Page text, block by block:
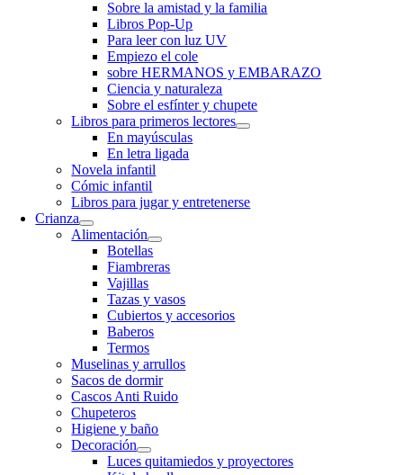
Sobre la amistad y la familia
Libros Pop-Up
Para leer con luz UV
Empiezo el cole
sobre HERMANOS y EMBARAZO
Ciencia y naturaleza
Sobre el esfínter y chupete
Libros para primeros lectores
En mayúsculas
En letra ligada
Novela infantil
Cómic infantil
Libros para jugar y entretenerse
Crianza
Alimentación
Botellas
Fiambreras
Vajillas
Tazas y vasos
Cubiertos y accesorios
Baberos
Termos
Muselinas y arrullos
Sacos de dormir
Cascos Anti Ruido
Chupeteros
Higiene y baño
Decoración
Luces quitamiedos y proyectores